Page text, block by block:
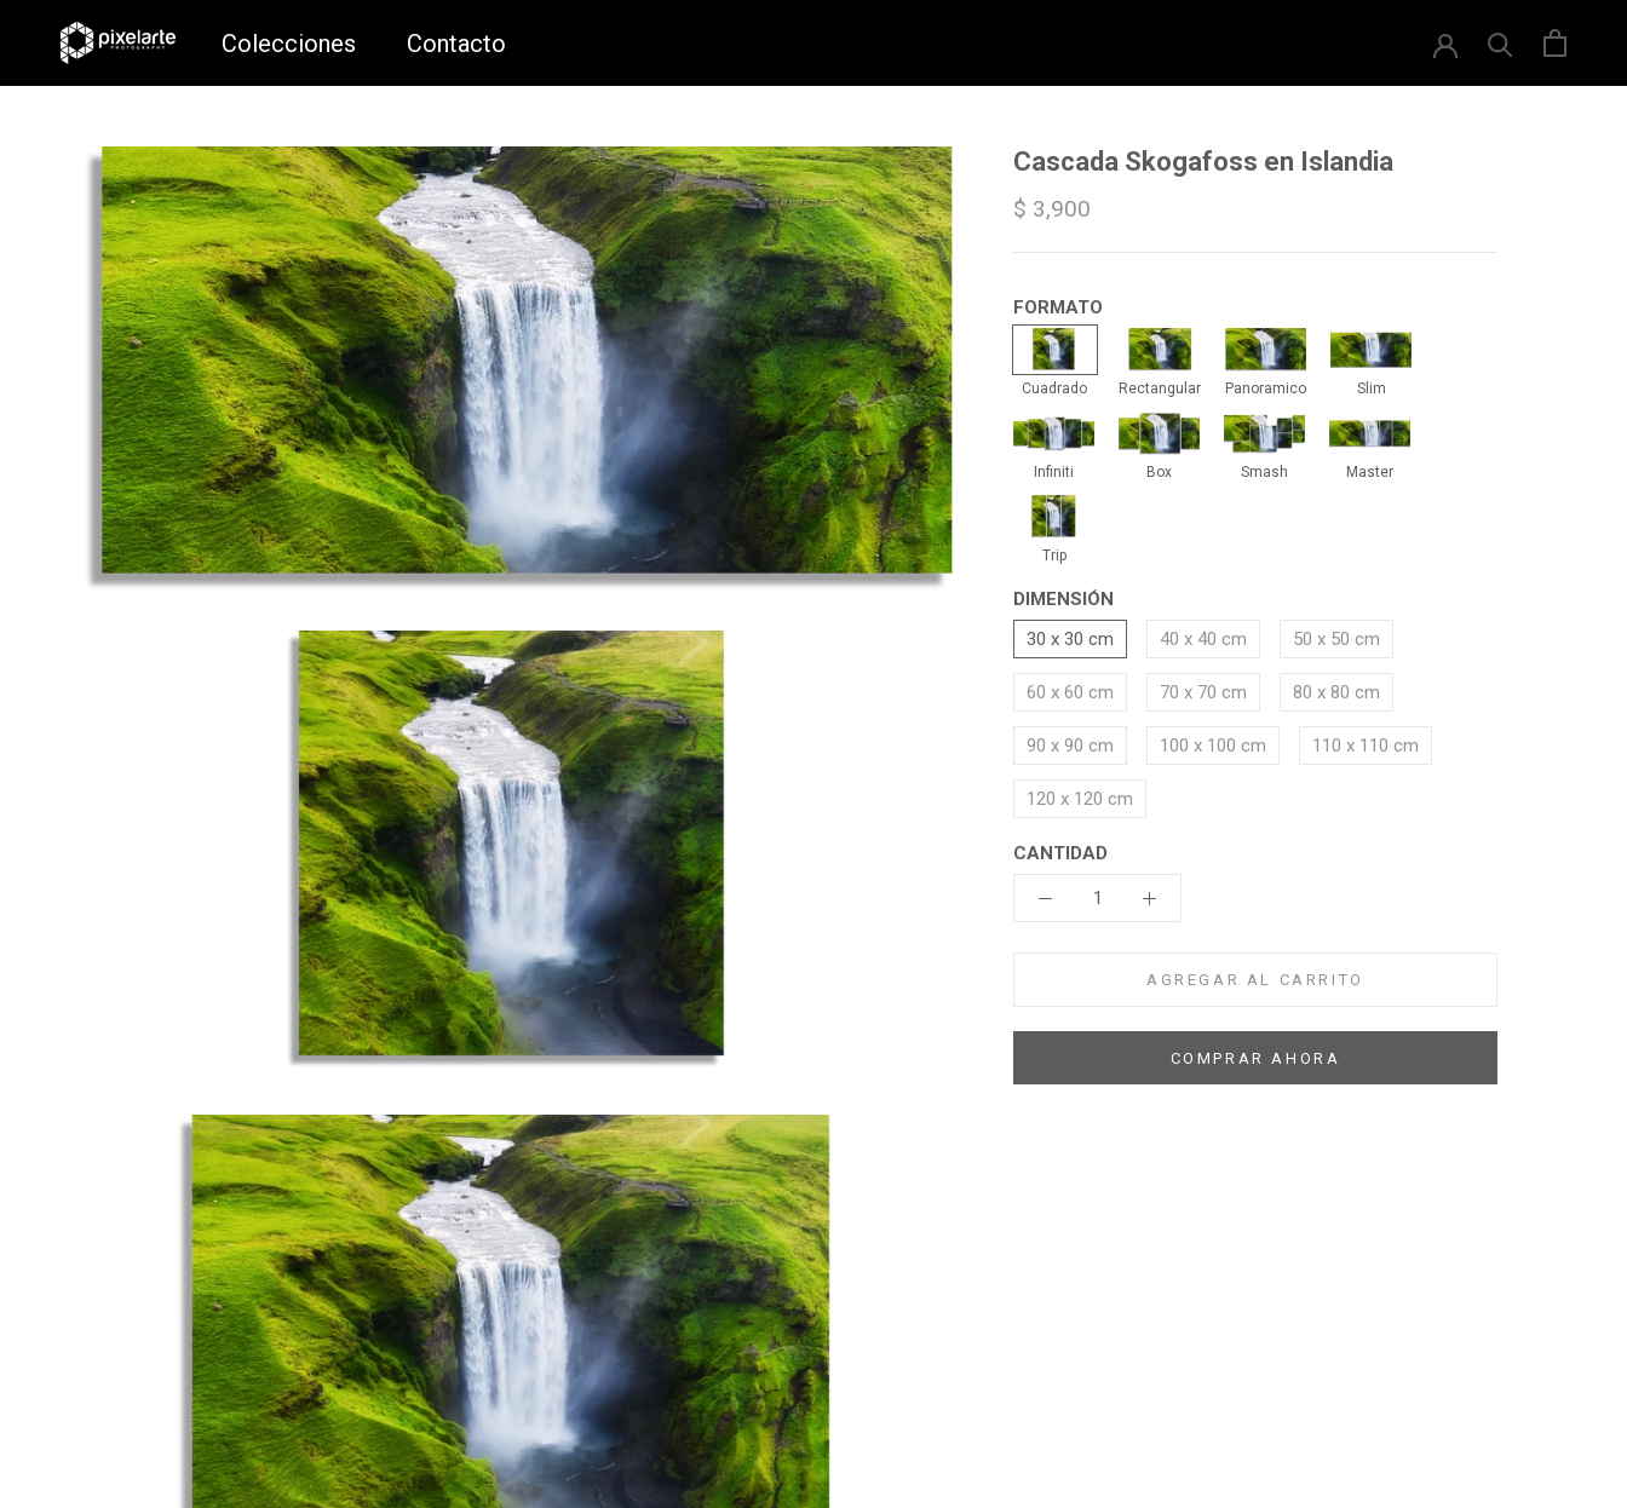
Colecciones
Contacto
Cascada Skogafoss en Islandia
$ 3,900
FORMATO
Cuadrado
Cuadrado
Rectangular
Rectangular
Panoramico
Panoramico
Slim
Slim
Infiniti
Infiniti
Box
Box
Smash
Smash
Master
Master
Trip
Trip
DIMENSIÓN
30 x 30 cm
40 x 40 cm 50 x 50 cm
60 x 60 cm 70 x 70 cm 80 x 80 cm
90 x 90 cm 100 x 100 cm 110 x 110 cm
120 x 120 cm
CANTIDAD
AGREGAR AL CARRITO
COMPRAR AHORA